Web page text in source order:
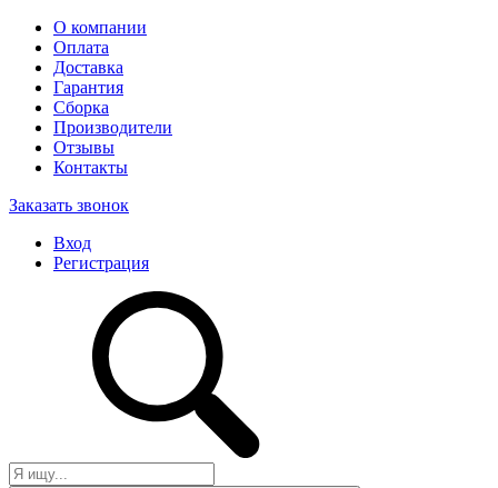
О компании
Оплата
Доставка
Гарантия
Сборка
Производители
Отзывы
Контакты
Заказать звонок
Вход
Регистрация